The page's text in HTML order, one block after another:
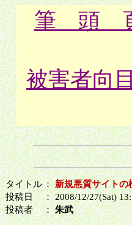
筆 頭
被害者向
タイトル：新規悪質サイトの
投稿日
： 2008/12/27(Sat)
投稿者
：朱武